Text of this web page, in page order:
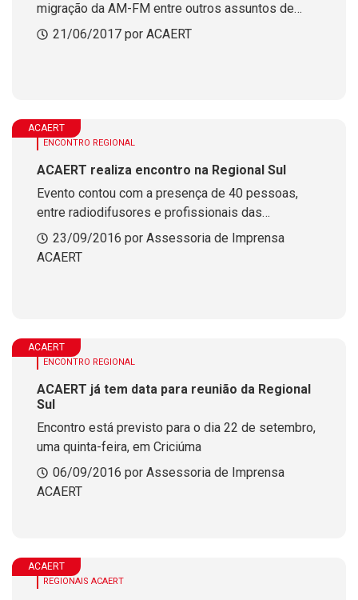
migração da AM-FM entre outros assuntos de
interesse do setor
21/06/2017 por ACAERT
ACAERT
ENCONTRO REGIONAL
ACAERT realiza encontro na Regional Sul
Evento contou com a presença de 40 pessoas,
entre radiodifusores e profissionais das
emissoras
23/09/2016 por Assessoria de Imprensa
ACAERT
ACAERT
ENCONTRO REGIONAL
ACAERT já tem data para reunião da Regional
Sul
Encontro está previsto para o dia 22 de setembro,
uma quinta-feira, em Criciúma
06/09/2016 por Assessoria de Imprensa
ACAERT
ACAERT
REGIONAIS ACAERT